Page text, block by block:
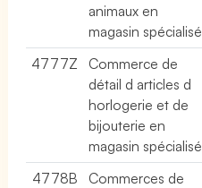
animaux en
magasin spécialisé
4777Z
Commerce de
détail d articles d
horlogerie et de
bijouterie en
magasin spécialisé
4778B
Commerces de